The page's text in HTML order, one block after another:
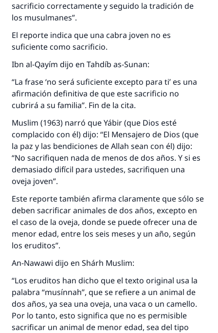
sacrificio correctamente y seguido la tradición de
los musulmanes”.
El reporte indica que una cabra joven no es
suficiente como sacrificio.
Ibn al-Qayím dijo en Tahdíb as-Sunan:
“La frase ‘no será suficiente excepto para ti’ es una
afirmación definitiva de que este sacrificio no
cubrirá a su familia”. Fin de la cita.
Muslim (1963) narró que Yábir (que Dios esté
complacido con él) dijo: “El Mensajero de Dios (que
la paz y las bendiciones de Allah sean con él) dijo:
“No sacrifiquen nada de menos de dos años. Y si es
demasiado difícil para ustedes, sacrifiquen una
oveja joven”.
Este reporte también afirma claramente que sólo se
deben sacrificar animales de dos años, excepto en
el caso de la oveja, donde se puede ofrecer una de
menor edad, entre los seis meses y un año, según
los eruditos”.
An-Nawawi dijo en Shárh Muslim:
“Los eruditos han dicho que el texto original usa la
palabra “musínnah”, que se refiere a un animal de
dos años, ya sea una oveja, una vaca o un camello.
Por lo tanto, esto significa que no es permisible
sacrificar un animal de menor edad, sea del tipo